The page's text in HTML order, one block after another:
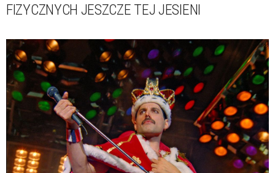
FIZYCZNYCH JESZCZE TEJ JESIENI